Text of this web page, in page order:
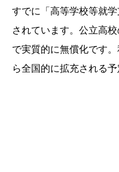
すでに「高等学校等就
されています。公立高
で実質的に無償化です
ら全国的に拡充される予